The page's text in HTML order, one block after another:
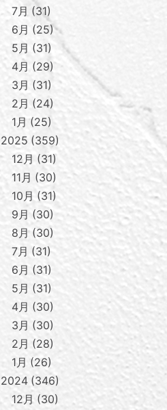
7月
31
6月
25
5月
31
4月
29
3月
31
2月
24
1月
25
2025 359
12月
31
11月
30
10月
31
9月
30
8月 30
7月
31
6月
31
5月
31
4月
30
3月
30
2月
28
1月
26
2024 346
12月 30